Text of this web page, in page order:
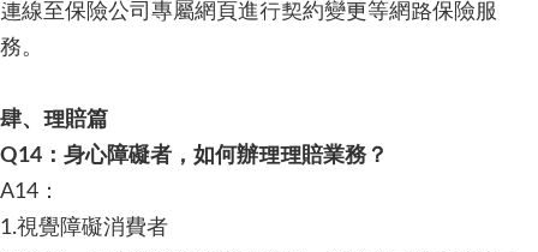
連線至保險公司專屬網頁進行契約變更等網路保險服
務。
肆、理賠篇
Q14：身心障礙者，如何辦理理賠業務？
A14：
1.視覺障礙消費者